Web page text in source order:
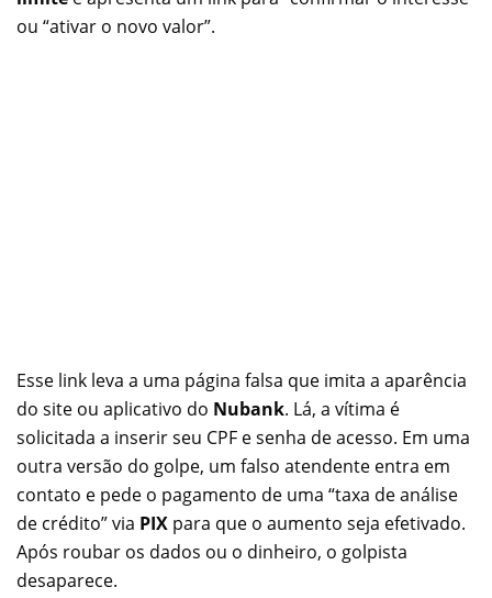
ou “ativar o novo valor”.
Esse link leva a uma página falsa que imita a aparência
do site ou aplicativo do Nubank. Lá, a vítima é
solicitada a inserir seu CPF e senha de acesso. Em uma
outra versão do golpe, um falso atendente entra em
contato e pede o pagamento de uma “taxa de análise
de crédito” via PIX para que o aumento seja efetivado.
Após roubar os dados ou o dinheiro, o golpista
desaparece.